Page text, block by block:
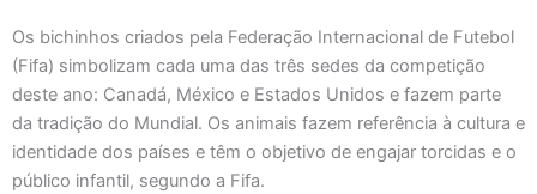
Os bichinhos criados pela Federação Internacional de Futebol
(Fifa) simbolizam cada uma das três sedes da competição
deste ano: Canadá, México e Estados Unidos e fazem parte
da tradição do Mundial. Os animais fazem referência à cultura e
identidade dos países e têm o objetivo de engajar torcidas e o
público infantil, segundo a Fifa.